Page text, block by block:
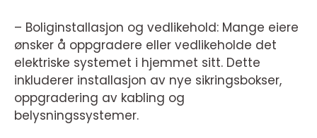
– Boliginstallasjon og vedlikehold: Mange eiere
ønsker å oppgradere eller vedlikeholde det
elektriske systemet i hjemmet sitt. Dette
inkluderer installasjon av nye sikringsbokser,
oppgradering av kabling og
belysningssystemer.